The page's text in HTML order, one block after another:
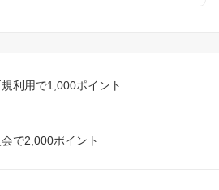
利用で1,000ポイント
で2,000ポイント